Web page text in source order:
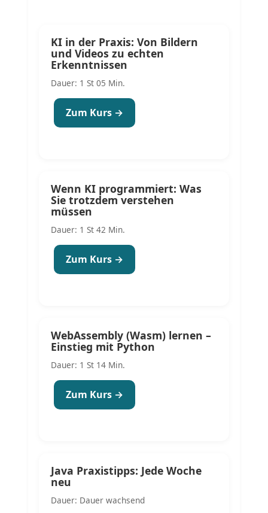
KI in der Praxis: Von Bildern
und Videos zu echten
Erkenntnissen
Dauer: 1 St 05 Min.
Zum Kurs →
Wenn KI programmiert: Was
Sie trotzdem verstehen
müssen
Dauer: 1 St 42 Min.
Zum Kurs →
WebAssembly (Wasm) lernen –
Einstieg mit Python
Dauer: 1 St 14 Min.
Zum Kurs →
Java Praxistipps: Jede Woche
neu
Dauer: Dauer wachsend